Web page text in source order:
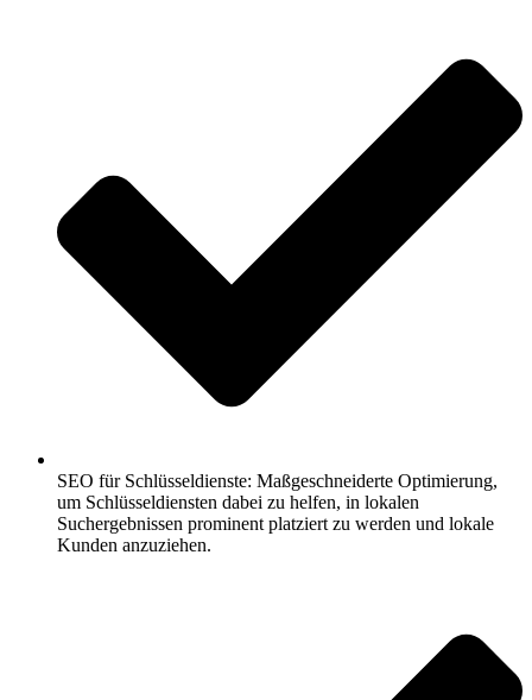
SEO für Schlüsseldienste: Maßgeschneiderte Optimierung,
um Schlüsseldiensten dabei zu helfen, in lokalen
Suchergebnissen prominent platziert zu werden und lokale
Kunden anzuziehen.